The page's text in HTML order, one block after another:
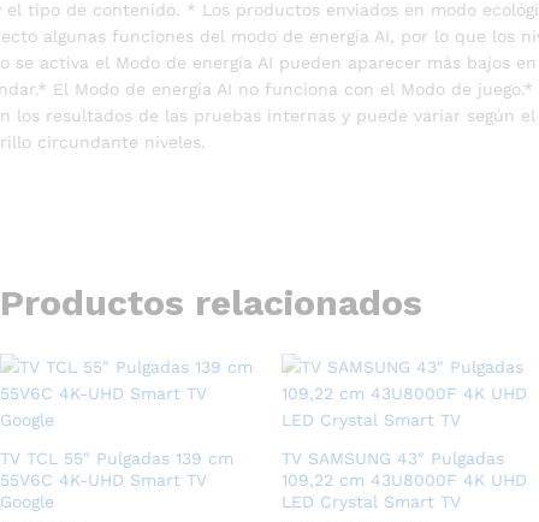
el tipo de contenido. * Los productos enviados en modo
algunas funciones del modo de energía AI, por lo que los
se activa el Modo de energía AI pueden aparecer más bajos
El Modo de energía AI no funciona con el Modo de
los resultados de las pruebas internas y puede variar según
circundante niveles.
Productos relacionados
TV TCL 55″ Pulgadas 139 cm
55V6C 4K-UHD Smart TV
Google
TV SAMSUNG 43″ Pulgadas
109,22 cm 43U8000F 4K UHD
LED Crystal Smart TV